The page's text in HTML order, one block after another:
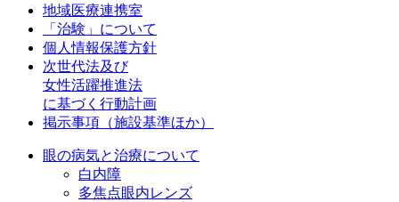
地域医療連携室
「治験」について
個人情報保護方針
次世代法及び
女性活躍推進法
に基づく行動計画
掲示事項（施設基準ほか）
眼の病気と治療について
白内障
多焦点眼内レンズ